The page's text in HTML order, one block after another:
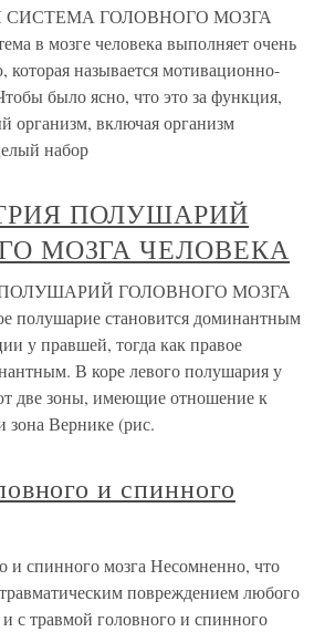
ГОЛОВНОГО МОЗГА
в мозге человека выполняет очень
называется мотивационно-
было ясно, что это за функция,
организм, включая организм
набор
ПОЛУШАРИЙ
МОЗГА ЧЕЛОВЕКА
ГОЛОВНОГО МОЗГА
становится доминантным
у правшей, тогда как правое
В коре левого полушария у
две зоны, имеющие отношение к
зона Вернике (рис.
и спинного
и спинного мозга Несомненно, что
повреждением любого
с травмой головного и спинного